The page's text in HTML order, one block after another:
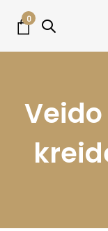
links
content
0